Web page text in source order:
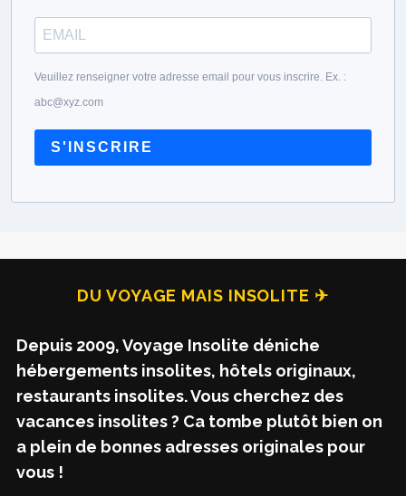
Veuillez renseigner votre adresse email pour vous inscrire. Ex. :
abc@xyz.com
S'INSCRIRE
DU VOYAGE MAIS INSOLITE ✈
Depuis 2009, Voyage Insolite déniche
hébergements insolites, hôtels originaux,
restaurants insolites. Vous cherchez des
vacances insolites ? Ca tombe plutôt bien on
a plein de bonnes adresses originales pour
vous !